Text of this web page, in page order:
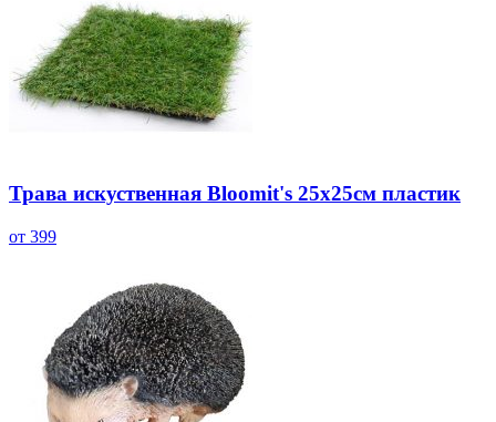
Трава искуственная Bloomit's 25х25см пластик
от 399